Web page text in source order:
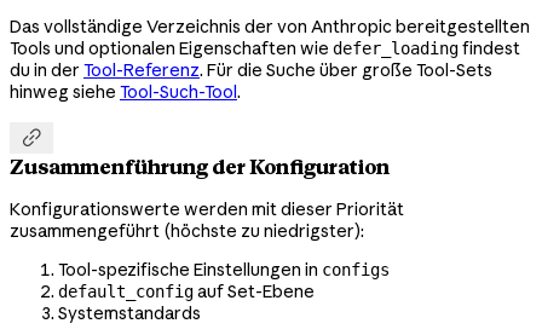
Das vollständige Verzeichnis der von Anthropic bereitgestellten
Tools und optionalen Eigenschaften wie defer_loadingfindest
du in der Tool-Referenz. Für die Suche über große Tool-Sets
hinweg siehe Tool-Such-Tool.

Zusammenführung der Konfiguration
Konfigurationswerte werden mit dieser Priorität
zusammengeführt (höchste zu niedrigster):
Tool-spezifische Einstellungen in configs
default_configauf Set-Ebene
Systemstandards